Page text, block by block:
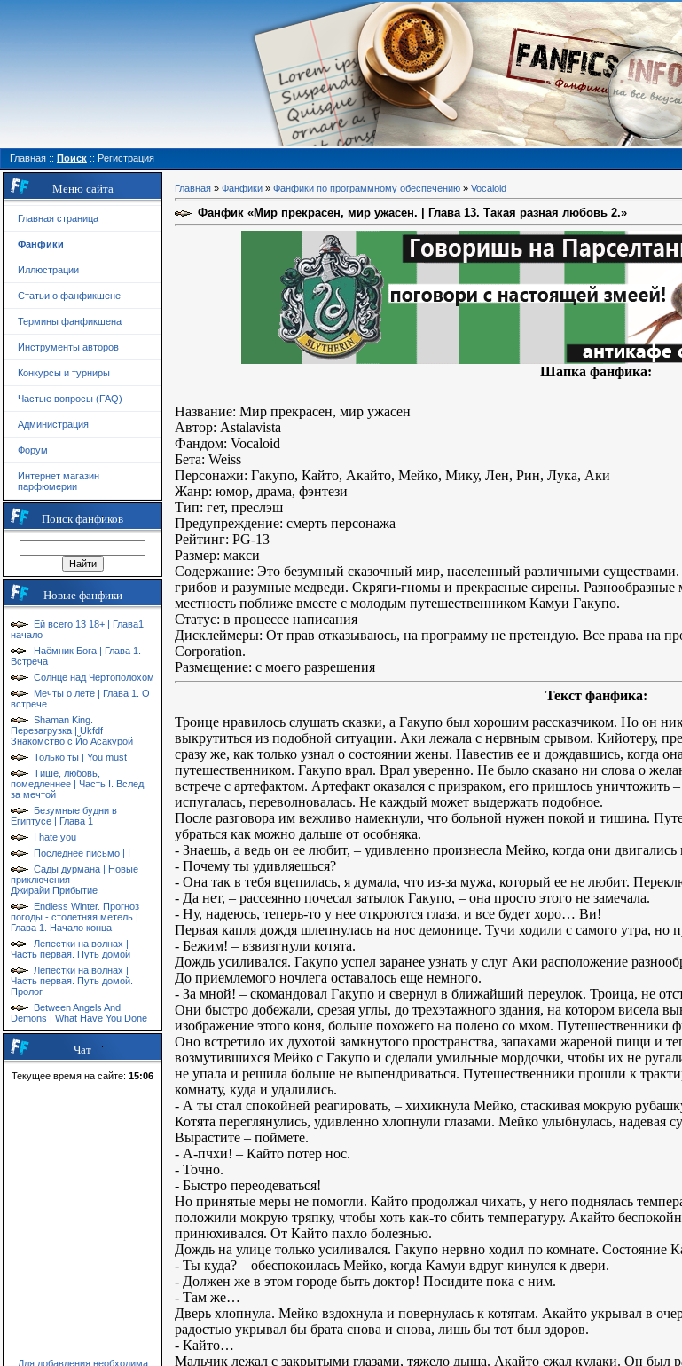
Главная :: Поиск :: Регистрация
Меню сайта
Главная страница
Фанфики
Иллюстрации
Статьи о фанфикшене
Термины фанфикшена
Инструменты авторов
Конкурсы и турниры
Частые вопросы (FAQ)
Администрация
Форум
Интернет магазин
парфюмерии
Поиск фанфиков
Новые фанфики
Ей всего 13 18+ | Глава1
начало
Наёмник Бога | Глава 1.
Встреча
Солнце над Чертополохом
Мечты о лете | Глава 1. О
встрече
Shaman King.
Перезагрузка | Ukfdf
Знакомство с Йо Асакурой
Только ты | You must
Тише, любовь,
помедленнее | Часть I. Вслед
за мечтой
Безумные будни в
Египтусе | Глава 1
I hate you
Последнее письмо | I
Сады дурмана | Новые
приключения
Джирайи:Прибытие
Endless Winter. Прогноз
погоды - столетняя метель |
Глава 1. Начало конца
Лепестки на волнах |
Часть первая. Путь домой
Лепестки на волнах |
Часть первая. Путь домой.
Пролог
Between Angels And
Demons | What Have You Done
Чат
Текущее время на сайте: 15:06
Для добавления необходима
Главная » Фанфики » Фанфики по программному обеспечению » Vocaloid
Фанфик «Мир прекрасен, мир ужасен. | Глава 13. Такая разная любовь 2.»
Шапка фанфика:
Название: Мир прекрасен, мир ужасен
Автор: Astalavista
Фандом: Vocaloid
Бета: Weiss
Персонажи: Гакупо, Кайто, Акайто, Мейко, Мику, Лен, Рин, Лука, Аки
Жанр: юмор, драма, фэнтези
Тип: гет, преслэш
Предупреждение: смерть персонажа
Рейтинг: PG-13
Размер: макси
Содержание: Это безумный сказочный мир, населенный различными
грибов и разумные медведи. Скряги-гномы и прекрасные сирены. Разнообразные
местность поближе вместе с молодым путешественником Камуи Гакупо.
Статус: в процессе написания
Дисклеймеры: От прав отказываюсь, на программу не претендую. Все права на
Corporation.
Размещение: с моего разрешения
Текст фанфика:
Троице нравилось слушать сказки, а Гакупо был хорошим рассказчиком. Но он
выкрутиться из подобной ситуации. Аки лежала с нервным срывом. Кийотеру,
сразу же, как только узнал о состоянии жены. Навестив ее и дождавшись, когда
путешественником. Гакупо врал. Врал уверенно. Не было сказано ни слова о
встрече с артефактом. Артефакт оказался с призраком, его пришлось уничтожить
испугалась, переволновалась. Не каждый может выдержать подобное.
После разговора им вежливо намекнули, что больной нужен покой и тишина.
убраться как можно дальше от особняка.
- Знаешь, а ведь он ее любит, – удивленно произнесла Мейко, когда они двигались
- Почему ты удивляешься?
- Она так в тебя вцепилась, я думала, что из-за мужа, который ее не любит.
- Да нет, – рассеянно почесал затылок Гакупо, – она просто этого не замечала.
- Ну, надеюсь, теперь-то у нее откроются глаза, и все будет хоро… Ви!
Первая капля дождя шлепнулась на нос демонице. Тучи ходили с самого утра, но
- Бежим! – взвизгнули котята.
Дождь усиливался. Гакупо успел заранее узнать у слуг Аки расположение
До приемлемого ночлега оставалось еще немного.
- За мной! – скомандовал Гакупо и свернул в ближайший переулок. Троица, не
Они быстро добежали, срезая углы, до трехэтажного здания, на котором висела
изображение этого коня, больше похожего на полено со мхом. Путешественники
Оно встретило их духотой замкнутого пространства, запахами жареной пищи и
возмутившихся Мейко с Гакупо и сделали умильные мордочки, чтобы их не
не упала и решила больше не выпендриваться. Путешественники прошли к
комнату, куда и удалились.
- А ты стал спокойней реагировать, – хихикнула Мейко, стаскивая мокрую
Котята переглянулись, удивленно хлопнули глазами. Мейко улыбнулась, надевая
Вырастите – поймете.
- А-пчхи! – Кайто потер нос.
- Точно.
- Быстро переодеваться!
Но принятые меры не помогли. Кайто продолжал чихать, у него поднялась
положили мокрую тряпку, чтобы хоть как-то сбить температуру. Акайто
принюхивался. От Кайто пахло болезнью.
Дождь на улице только усиливался. Гакупо нервно ходил по комнате. Состояние
- Ты куда? – обеспокоилась Мейко, когда Камуи вдруг кинулся к двери.
- Должен же в этом городе быть доктор! Посидите пока с ним.
- Там же…
Дверь хлопнула. Мейко вздохнула и повернулась к котятам. Акайто укрывал в
радостью укрывал бы брата снова и снова, лишь бы тот был здоров.
- Кайто…
Мальчик лежал с закрытыми глазами, тяжело дыша. Акайто сжал кулаки. Он был